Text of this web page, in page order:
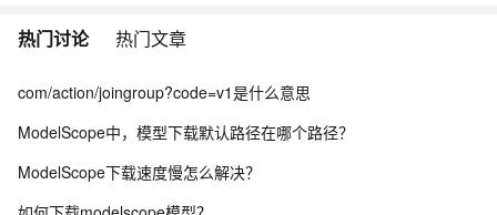
热门讨论 热门文章
com/action/joingroup?code=v1是什么意思
ModelScope中，模型下载默认路径在哪个路径？
ModelScope下载速度慢怎么解决？